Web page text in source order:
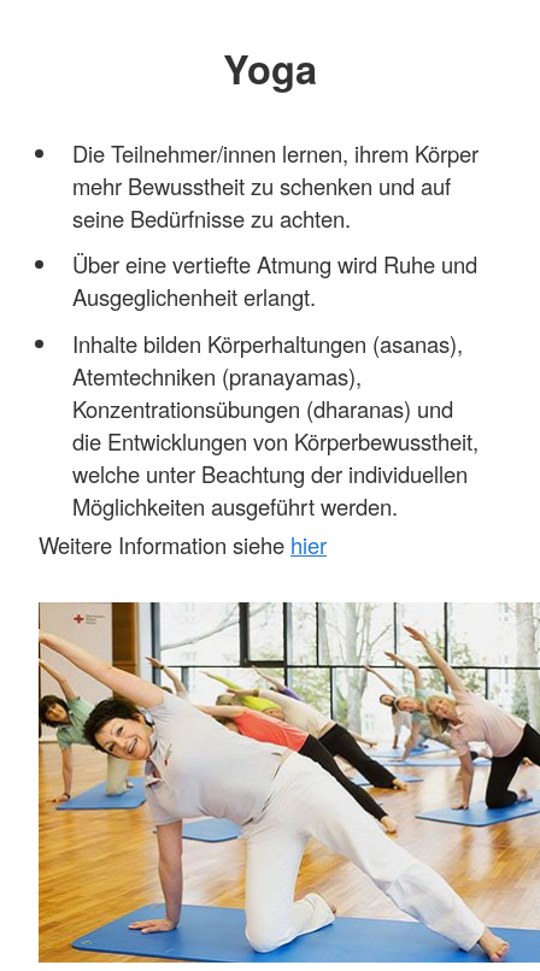
Yoga
Die Teilnehmer/innen lernen, ihrem Körper
mehr Bewusstheit zu schenken und auf
seine Bedürfnisse zu achten.
Über eine vertiefte Atmung wird Ruhe und
Ausgeglichenheit erlangt.
Inhalte bilden Körperhaltungen (asanas),
Atemtechniken (pranayamas),
Konzentrationsübungen (dharanas) und
die Entwicklungen von Körperbewusstheit,
welche unter Beachtung der individuellen
Möglichkeiten ausgeführt werden.
Weitere Information siehe hier